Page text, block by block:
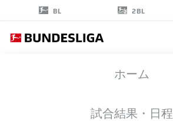
BL 2BL
ホーム
試合結果・日程